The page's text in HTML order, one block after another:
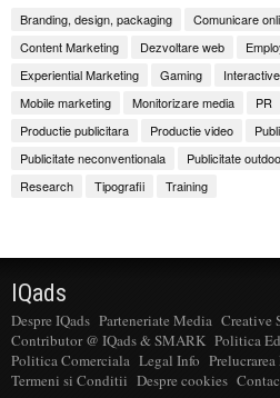
Branding, design, packaging Comunicare
Content Marketing
Dezvoltare web
Experiential Marketing
Gaming
Mobile marketing
Monitorizare media PR
Productie publicitara
Productie video
Publicitate neconventionala
Publicitate
Research
Tipografii Training
IQads
Despre IQads Parteneriate Media Creative
Contributor @ IQads & SMARK Politica
Politica Comerciala Legal Info
Termeni si Conditii Despre cookies